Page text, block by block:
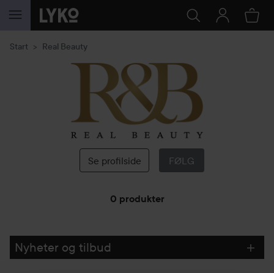
GÅ TIL INNHOLD
Start Real Beauty
Real
Beauty
Se profilside FØLG
0 produkter
GÅ TIL FILTRE
Nyheter og tilbud